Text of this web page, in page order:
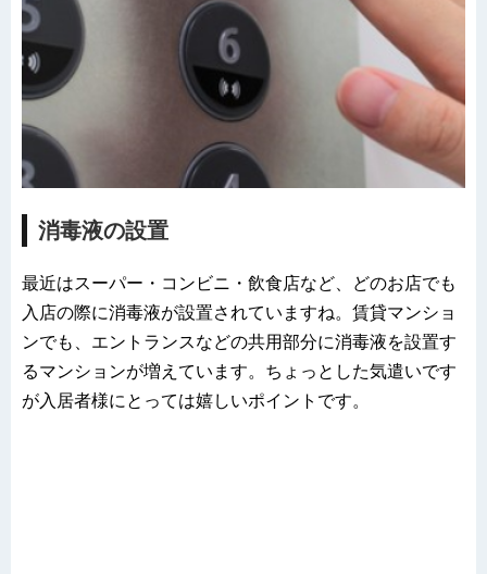
消毒液の設置
最近はスーパー・コンビニ・飲食店など、どのお店でも
入店の際に消毒液が設置されていますね。賃貸マンショ
ンでも、エントランスなどの共用部分に消毒液を設置す
るマンションが増えています。ちょっとした気遣いです
が入居者様にとっては嬉しいポイントです。